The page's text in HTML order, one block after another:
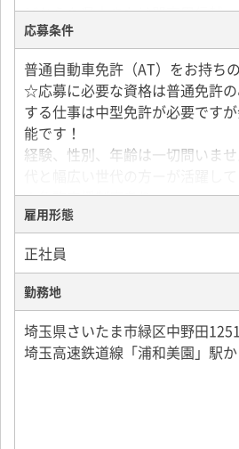
どちらも県内または関東甲信越
長距離輸送はありません。
荷物の運搬もカーゴやドーリー
体力的な負担も少なめです。
また、全車ETC・バックアイモ
ので安心！年を重ねても長く活
いポイントです。
〇大手企業様の店舗配送（セン
送）
▼14：30 営業所出勤＆出発
▼14：45 センターでチルド食品を
▼15：30 川口市内の3店舗へ配送
▼17：30 一度センターへ戻り、
▼19：00 川崎市内の5店舗へ配送
▼24：30 配送終了、営業所帰庫、
応募条件
普通自動車免許（AT）をお持ち
☆応募に必要な資格は普通免許
する仕事は中型免許が必要です
能です！
経験、性別、年齢は一切問いま
代と幅広い世代の方ーが活躍し
☆免許支援制度あり
学歴不問
雇用形態
正社員
勤務地
埼玉県さいたま市緑区中野田
埼玉高速鉄道線「浦和美園」駅